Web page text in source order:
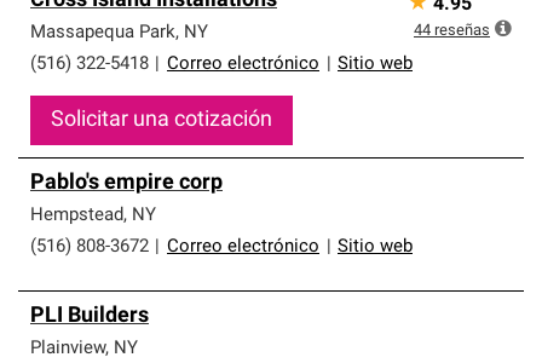
Massapequa Park, NY
(516) 322-5418
Correo electrónico Sitio web
Solicitar una cotización
4.95
44 reseñas
Pablo's empire corp
Hempstead, NY
(516) 808-3672
Correo electrónico Sitio web
PLI Builders
Plainview, NY